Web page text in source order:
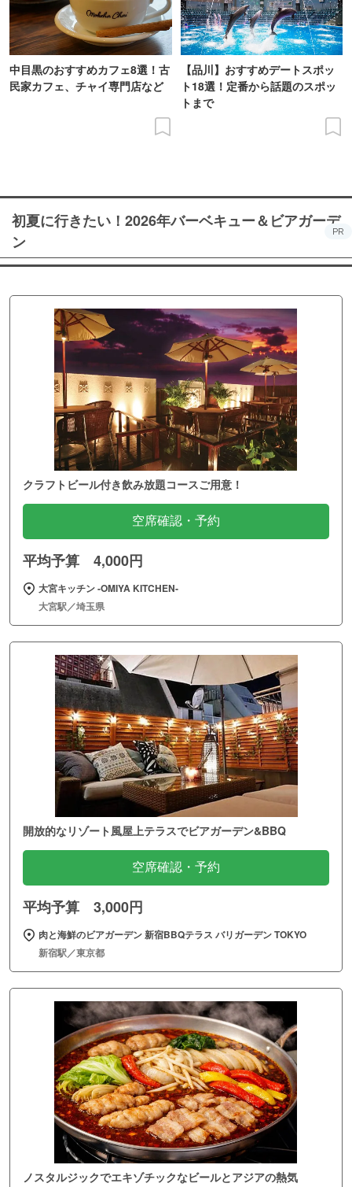
中目黒のおすすめカフェ8選！古
民家カフェ、チャイ専門店など
【品川】おすすめデートスポッ
ト18選！定番から話題のスポッ
トまで
初夏に行きたい！2026年バーベキュー＆ビアガーデ
ン
PR
クラフトビール付き飲み放題コースご用意！
空席確認・予約
平均予算 4,000円
大宮キッチン ‐OMIYA KITCHEN‐
大宮駅／埼玉県
開放的なリゾート風屋上テラスでビアガーデン&BBQ
空席確認・予約
平均予算 3,000円
肉と海鮮のビアガーデン 新宿BBQテラス バリガーデン TOKYO
新宿駅／東京都
ノスタルジックでエキゾチックなビールとアジアの熱気